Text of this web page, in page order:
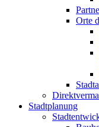
Orte
Stadtplanung